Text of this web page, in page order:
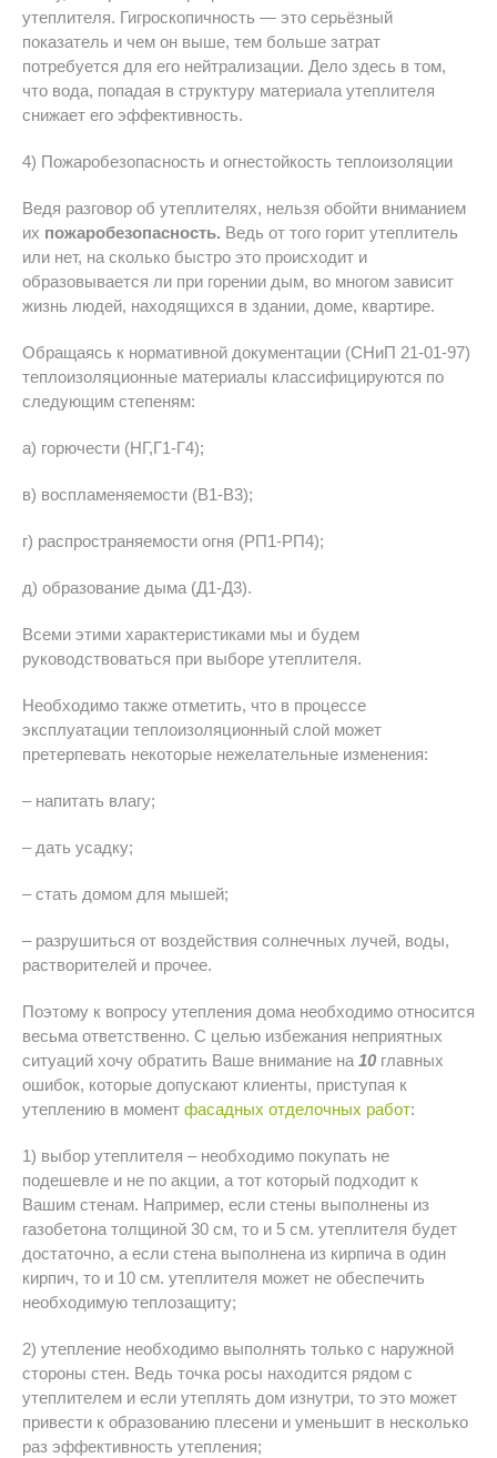
утеплителя. Гигроскопичность — это серьёзный
показатель и чем он выше, тем больше затрат
потребуется для его нейтрализации. Дело здесь в том,
что вода, попадая в структуру материала утеплителя
снижает его эффективность.
4) Пожаробезопасность и огнестойкость теплоизоляции
Ведя разговор об утеплителях, нельзя обойти вниманием
их пожаробезопасность. Ведь от того горит утеплитель
или нет, на сколько быстро это происходит и
образовывается ли при горении дым, во многом зависит
жизнь людей, находящихся в здании, доме, квартире.
Обращаясь к нормативной документации (СНиП 21-01-97)
теплоизоляционные материалы классифицируются по
следующим степеням:
а) горючести (НГ,Г1-Г4);
в) воспламеняемости (В1-В3);
г) распространяемости огня (РП1-РП4);
д) образование дыма (Д1-Д3).
Всеми этими характеристиками мы и будем
руководствоваться при выборе утеплителя.
Необходимо также отметить, что в процессе
эксплуатации теплоизоляционный слой может
претерпевать некоторые нежелательные изменения:
– напитать влагу;
– дать усадку;
– стать домом для мышей;
– разрушиться от воздействия солнечных лучей, воды,
растворителей и прочее.
Поэтому к вопросу утепления дома необходимо относится
весьма ответственно. С целью избежания неприятных
ситуаций хочу обратить Ваше внимание на 10 главных
ошибок, которые допускают клиенты, приступая к
утеплению в момент фасадных отделочных работ:
1) выбор утеплителя – необходимо покупать не
подешевле и не по акции, а тот который подходит к
Вашим стенам. Например, если стены выполнены из
газобетона толщиной 30 см, то и 5 см. утеплителя будет
достаточно, а если стена выполнена из кирпича в один
кирпич, то и 10 см. утеплителя может не обеспечить
необходимую теплозащиту;
2) утепление необходимо выполнять только с наружной
стороны стен. Ведь точка росы находится рядом с
утеплителем и если утеплять дом изнутри, то это может
привести к образованию плесени и уменьшит в несколько
раз эффективность утепления;